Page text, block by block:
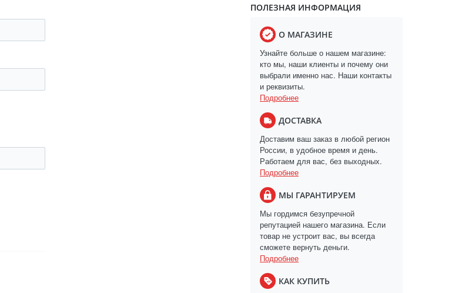
ПОЛЕЗНАЯ ИНФОРМАЦИЯ
О МАГАЗИНЕ
Узнайте больше о нашем магазине:
кто мы, наши клиенты и почему они
выбрали именно нас. Наши контакты
и реквизиты.
Подробнее
ДОСТАВКА
Доставим ваш заказ в любой регион
России, в удобное время и день.
Работаем для вас, без выходных.
Подробнее
МЫ ГАРАНТИРУЕМ
Мы гордимся безупречной
репутацией нашего магазина. Если
товар не устроит вас, вы всегда
сможете вернуть деньги.
Подробнее
КАК КУПИТЬ